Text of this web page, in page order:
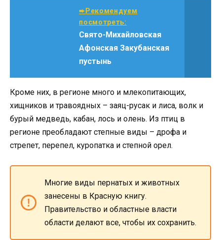
➨Рекомендуем
посмотреть:
Свято-Михайловская
Афонская Закубанская
пустынь
Кроме них, в регионе много и млекопитающих,
хищников и травоядных – заяц-русак и лиса, волк и
бурый медведь, кабан, лось и олень. Из птиц в
регионе преобладают степные виды – дрофа и
стрепет, перепел, куропатка и степной орел.
Многие виды пернатых и животных
занесены в Красную книгу.
Правительство и областные власти
области делают все, чтобы их сохранить.